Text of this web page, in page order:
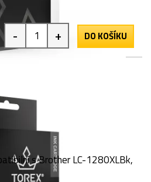
- + DO KOŠÍKU
s Brother LC-1280XLBk,